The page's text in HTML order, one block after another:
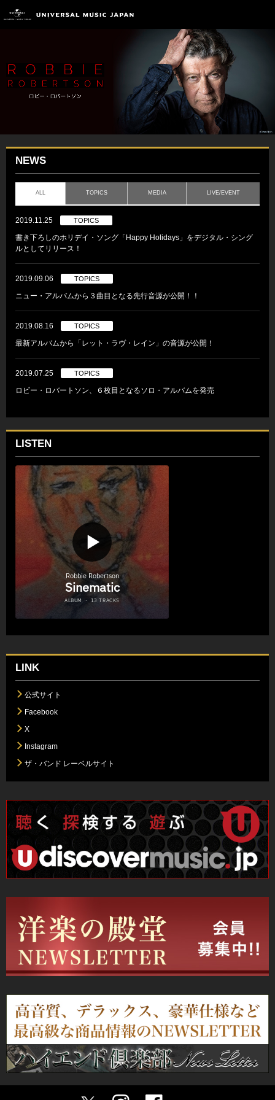
NEWS
ALL TOPICS MEDIA LIVE/EVENT
2019.11.25 TOPICS
書き下ろしのホリデイ・ソング「Happy Holidays」をデジタル・シング
ルとしてリリース！
2019.09.06 TOPICS
ニュー・アルバムから３曲目となる先行音源が公開！！
2019.08.16 TOPICS
最新アルバムから「レット・ラヴ・レイン」の音源が公開！
2019.07.25 TOPICS
ロビー・ロバートソン、６枚目となるソロ・アルバムを発売
LISTEN
LINK
公式サイト
Facebook
X
Instagram
ザ・バンド レーベルサイト